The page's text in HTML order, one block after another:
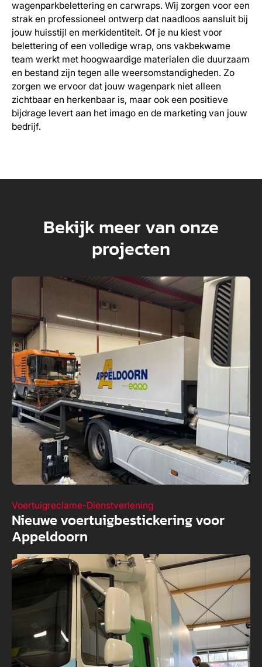
wagenparkbelettering en carwraps. Wij zorgen voor een
strak en professioneel ontwerp dat naadloos aansluit bij
jouw huisstijl en merkidentiteit. Of je nu kiest voor
belettering of een volledige wrap, ons vakbekwame
team werkt met hoogwaardige materialen die duurzaam
en bestand zijn tegen alle weersomstandigheden. Zo
zorgen we ervoor dat jouw wagenpark niet alleen
zichtbaar en herkenbaar is, maar ook een positieve
bijdrage levert aan het imago en de marketing van jouw
bedrijf.
Bekijk meer van onze
projecten
Voertuigreclame-Dienstverlening
Nieuwe voertuigbestickering voor
Appeldoorn